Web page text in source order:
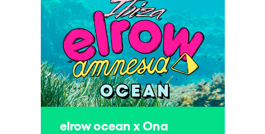
elrow ocean x Ona